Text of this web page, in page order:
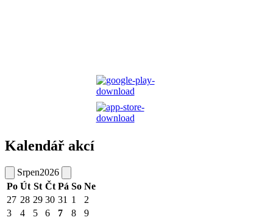
Kalendář akcí
Srpen2026
Po Út St Čt Pá So Ne
27 28 29 30 31 1
2
3
4 5 6 7 8
9